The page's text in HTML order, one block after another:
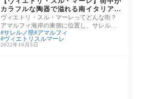
カラフルな陶器で溢れる南イタリアの
小さな街について
ヴィエトリ・スル・マーレってどんな街？
アマルフィ海岸の東側に位置し、サレルノ
にも近いヴィエトリ・スル・マーレは人口
約8000
サレルノ県 アマルフィ
ヴィエトリスルマーレ
2022年10月5日